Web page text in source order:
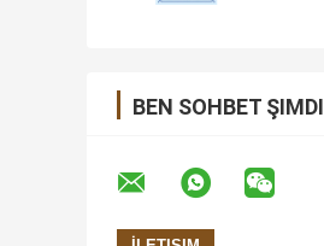
BEN SOHBET ŞIMDI